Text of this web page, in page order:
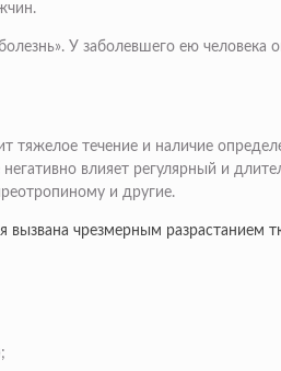
У заболевшего ею человека
тяжелое течение и наличие
влияет регулярный и
и другие.
вызвана чрезмерным разрастанием